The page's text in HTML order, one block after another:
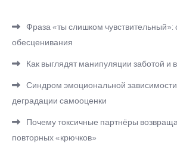
Фраза «ты слишком
обесценивания
Как выглядят манипуляции заботой и
Синдром эмоциональной
деградации самооценки
Почему токсичные партнёры
повторных «крючков»